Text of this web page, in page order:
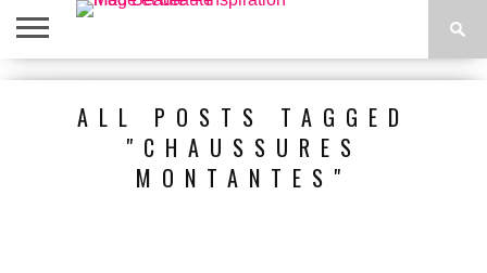
ACCUEIL
ALL POSTS TAGGED
"CHAUSSURES
MONTANTES"